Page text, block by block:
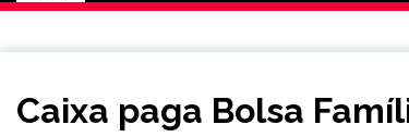
NOTÍCIAS
Caixa paga Bolsa